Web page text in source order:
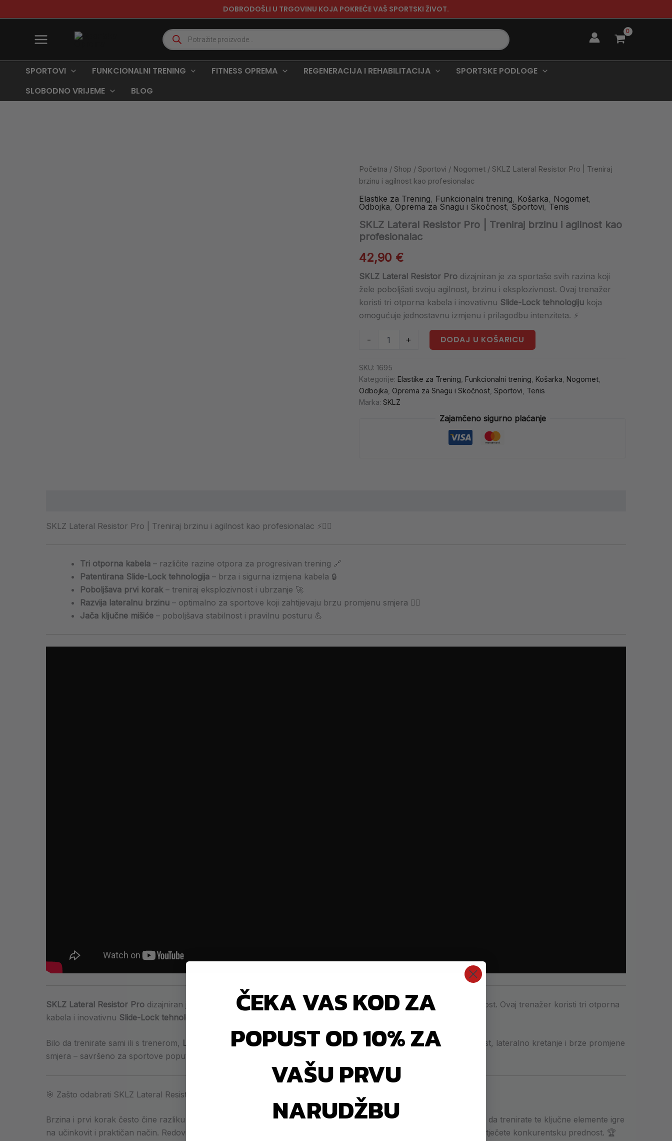
to
DOBRODOŠLI U TRGOVINU KOJA POKREĆE VAŠ SPORTSKI ŽIVOT.
Products
search
SPORTOVI FUNKCIONALNI TRENING FITNESS OPREMA REGENERACIJA I REHABILITACIJA
SPORTSKE PODLOGE
SLOBODNO VRIJEME
BLOG
Početna / Shop / Sportovi / Nogomet / SKLZ Lateral Resistor Pro | Treniraj
brzinu i agilnost kao profesionalac
Elastike za Trening, Funkcionalni trening, Košarka, Nogomet,
Odbojka,Oprema za Snagu i Skočnost,Sportovi,Tenis
SKLZ Lateral Resistor Pro | Treniraj brzinu i agilnost kao
profesionalac
42,90 €
SKLZ Lateral Resistor Pro dizajniran je za sportaše svih razina koji
žele poboljšati svoju agilnost, brzinu i eksplozivnost. Ovaj trenažer
koristi tri otporna kabela i inovativnu Slide-Lock tehnologiju koja
omogućuje jednostavnu izmjenu i prilagodbu intenziteta. ⚡
-
SKLZ
Lateral
Pro
|
brzinu
kao
količina
+ DODAJ U KOŠARICU
SKU:1695
Kategorije: Elastike za Trening Funkcionalni trening Košarka Nogomet
Odbojka Oprema za Snagu i Skočnost ,Sportovi Tenis
Marka:SKLZ
Zajamčeno sigurno plaćanje
SKLZ Lateral Resistor Pro | Treniraj brzinu i agilnost kao profesionalac ⚡🏋️‍♂️
Tri otporna kabela – različite razine otpora za progresivan trening 🔗
Patentirana Slide-Lock tehnologija – brza i sigurna izmjena kabela 🔒
Poboljšava prvi korak– treniraj eksplozivnost i ubrzanje 🚀
Razvija lateralnu brzinu – optimalno za sportove koji zahtijevaju brzu promjenu smjera 🏃‍♂️
Jača ključne mišiće – poboljšava stabilnost i pravilnu posturu 💪
SKLZ Lateral Resistor Pro dizajniran je za sportaše svih razina koji žele poboljšati svoju agilnost, brzinu i eksplozivnost. Ovaj trenažer koristi tri otporna
kabela i inovativnu Slide-Lock tehnologiju
Bilo da trenirate sami ili s trenerom, Lateral Resistor Projača ključne mišićne skupine koje su odgovorne za stabilnost, lateralno kretanje i brze promjene
smjera – savršeno za sportove poput nogometa, košarke, tenisa ili hokeja. 🏀⚽🎾
🎯 Zašto odabrati SKLZ Lateral Resistor Pro?
Brzina i prvi korak često čine razliku između prosječnog i vrhunskog sportaša.Lateral Resistor Pro
omogućuje vam da trenirate te ključne elemente igre
na učinkovit i praktičan način. Redovitom upotrebom povećavate eksplozivnost, ubrzanje i kontrolu pokreta, čime stječete konkurentsku prednost. 🏆
ČEKA VAS KOD ZA
POPUST OD 10% ZA
VAŠU PRVU
NARUDŽBU